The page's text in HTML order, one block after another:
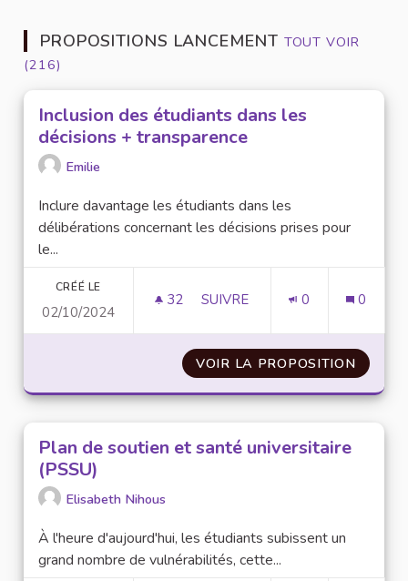
PROPOSITIONS LANCEMENT TOUT VOIR
(216)
Inclusion des étudiants dans les
décisions + transparence
Emilie
Inclure davantage les étudiants dans les
délibérations concernant les décisions prises pour
le...
CRÉÉ LE
02/10/2024
32 32 ABONNÉS
SUIVRE 0 0
VOIR LA PROPOSITION
Plan de soutien et santé universitaire
(PSSU)
Elisabeth Nihous
À l'heure d'aujourd'hui, les étudiants subissent un
grand nombre de vulnérabilités, cette...